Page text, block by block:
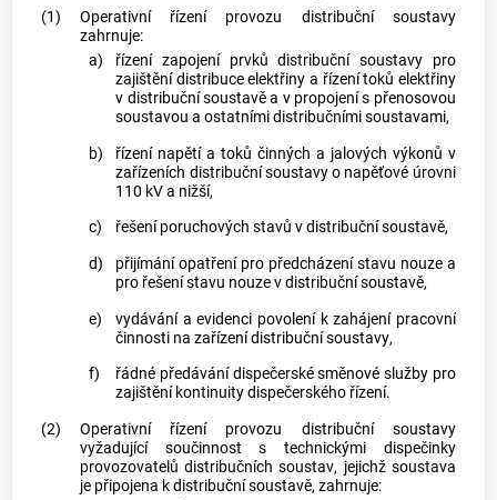
(1) Operativní řízení provozu distribuční soustavy
zahrnuje:
a)
řízení zapojení prvkůdistribuční soustavy pro
zajištění distribuce elektřiny a řízení toků elektřiny
v distribuční soustavěa v propojení s přenosovou
soustavou a ostatnímidistribučními soustavami,
b)
řízení napětí a toků činných a jalových výkonů v
zařízeních distribuční soustavyo napěťové úrovni
110 kV a nižší,
c)
řešení poruchových stavů vdistribuční soustavě,
d)
přijímání opatření pro předcházení stavu nouze a
pro řešení stavu nouze vdistribuční soustavě,
e)
vydávání a evidenci povolení k zahájení pracovní
činnosti na zařízenídistribuční soustavy,
f)
řádné předávání dispečerské směnové služby pro
zajištění kontinuity dispečerského řízení.
(2)
Operativní řízení provozu distribuční soustavy
vyžadující součinnost s technickými dispečinky
provozovatelůdistribučních soustav, jejichž soustava
je připojena kdistribuční soustavě, zahrnuje: